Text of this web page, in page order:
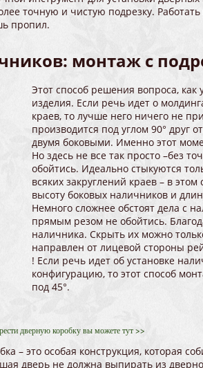
точную и чистую подрезку.
пропил.
монтаж с
Этот способ решения вопроса, как
изделия. Если речь идет о
краев, то лучше него ничего не
производится под углом 90° друг
двумя боковыми. Именно этот
Но здесь не все так просто –без
обойтись. Идеально стыкуются
всяких закруглений краев – в
высоту боковых наличников и
Немного сложнее обстоят дела с
прямым резом не обойтись.
наличника. Скрыть их можно
направлен от лицевой стороны
! Если речь идет об установке
конфигурацию, то этот способ
под 45°.
дверную коробку вы можете тут >>
– это особая конструкция, которая
дверь не должна выпирать из